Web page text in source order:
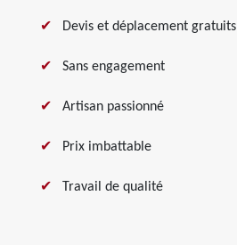
Devis et déplacement gratuits
Sans engagement
Artisan passionné
Prix imbattable
Travail de qualité